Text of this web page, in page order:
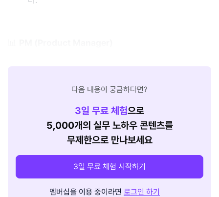
다음 내용이 궁금하다면?
3일 무료 체험으로
5,000개의 실무 노하우 콘텐츠를
무제한으로 만나보세요
3일 무료 체험 시작하기
멤버십을 이용 중이라면 로그인 하기